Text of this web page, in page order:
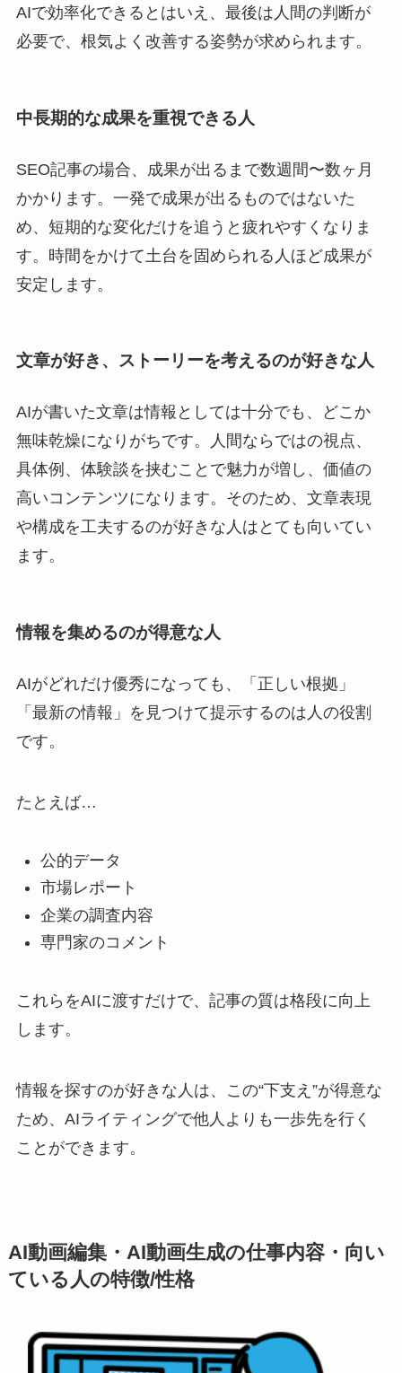
AIで効率化できるとはいえ、最後は人間の判断が
必要で、根気よく改善する姿勢が求められます。
中長期的な成果を重視できる人
SEO記事の場合、成果が出るまで数週間〜数ヶ月
かかります。一発で成果が出るものではないた
め、短期的な変化だけを追うと疲れやすくなりま
す。時間をかけて土台を固められる人ほど成果が
安定します。
文章が好き、ストーリーを考えるのが好きな人
AIが書いた文章は情報としては十分でも、どこか
無味乾燥になりがちです。人間ならではの視点、
具体例、体験談を挟むことで魅力が増し、価値の
高いコンテンツになります。そのため、文章表現
や構成を工夫するのが好きな人はとても向いてい
ます。
情報を集めるのが得意な人
AIがどれだけ優秀になっても、「正しい根拠」
「最新の情報」を見つけて提示するのは人の役割
です。
たとえば…
公的データ
市場レポート
企業の調査内容
専門家のコメント
これらをAIに渡すだけで、記事の質は格段に向上
します。
情報を探すのが好きな人は、この“下支え”が得意な
ため、AIライティングで他人よりも一歩先を行く
ことができます。
AI動画編集・AI動画生成の仕事内容・向い
ている人の特徴/性格